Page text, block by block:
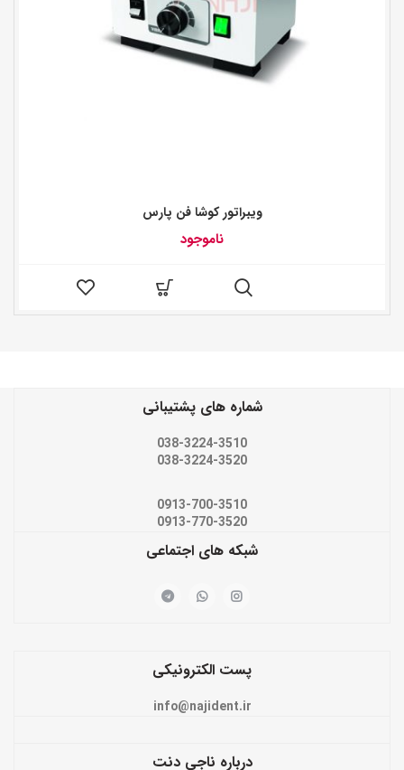
ویبراتور کوشا فن پارس
ناموجود
شماره های پشتیبانی
038-3224-3510
038-3224-3520
0913-700-3510
0913-770-3520
شبکه های اجتماعی
پست الکترونیکی
info@najident.ir
درباره ناجی دنت